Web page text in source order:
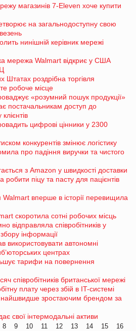
магазинів 7-Eleven хоче купити
на загальнодоступну свою
нинішній керівник мережі
мережа Walmart відкриє у США
Штатах роздрібна торгівля
робоче місце
«розумний пошук продукції»
постачальникам доступ до
цифрові цінники у 2300
конкурентів змінює логістику
про падіння виручки та чистого
з Amazon у швидкості доставки
робити піцу та пасту для пацієнтів
Walmart вперше в історії перевищила
скоротила сотні робочих місць
відправляла співробітників у
інформації
використовувати автономні
центрах
тарифи на повернення
співробітників британської мережі
плату через збій в IT-системі
найшвидше зростаючим брендом за
свої інтермодальні активи
8 9 10 11 12 13 14 15
16